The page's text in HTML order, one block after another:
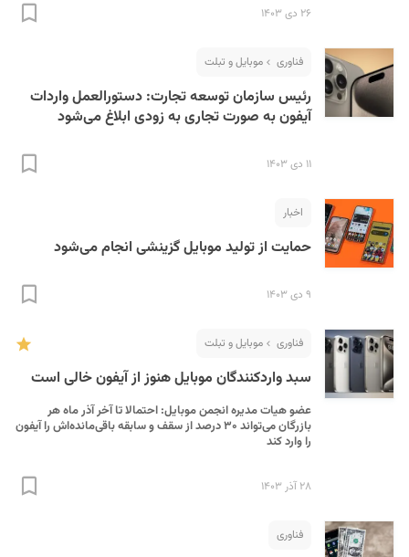
۲۶ دی ۱۴۰۳
فناوری موبایل و تبلت
رئیس سازمان توسعه تجارت: دستورالعمل واردات
آیفون به صورت تجاری به زودی ابلاغ می‌شود
۱۱ دی ۱۴۰۳
اخبار
حمایت از تولید موبایل گزینشی انجام می‌شود
۹ دی ۱۴۰۳
فناوری موبایل و تبلت
سبد واردکنندگان موبایل هنوز از آیفون خالی است
عضو هیات مدیره انجمن موبایل: احتمالا تا آخر آذر ماه هر
بازرگان می‌تواند ۳۰ درصد از سقف و سابقه‌‌ باقی‌مانده‌اش را آیفون
را وارد کند
۲۸ آذر ۱۴۰۳
فناوری